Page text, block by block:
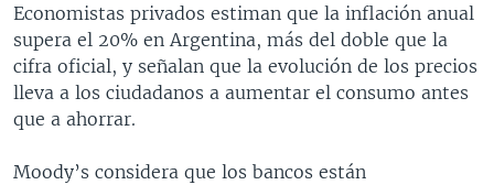
Economistas privados estiman que la inflación anual
supera el 20% en Argentina, más del doble que la
cifra oficial, y señalan que la evolución de los precios
lleva a los ciudadanos a aumentar el consumo antes
que a ahorrar.
Moody’s considera que los bancos están